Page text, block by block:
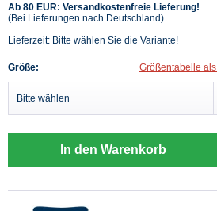
Ab 80 EUR: Versandkostenfreie Lieferung!
(Bei Lieferungen nach Deutschland)
Lieferzeit: Bitte wählen Sie die Variante!
Größe: Größentabelle
In den Warenkorb